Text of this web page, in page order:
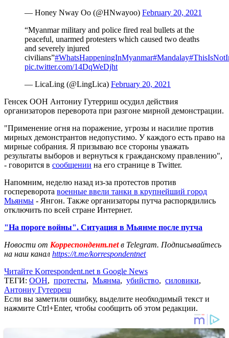
— Honey Nway Oo (@HNwayoo) February 20, 2021
“Myanmar military and police fired real bullets at the
peaceful, unarmed protesters which caused two deaths
and severely injured
civilians”#WhatsHappeningInMyanmar#Mandalay
pic.twitter.com/14DqWeDjht
— LicaLing (@LingLica) February 20, 2021
Генсек ООН Антониу Гутерриш осудил действия
организаторов переворота при разгоне мирной демонстрации.
"Применение огня на поражение, угрозы и насилие против
мирных демонстрантов недопустимо. У каждого есть право на
мирные собрания. Я призываю все стороны уважать
результаты выборов и вернуться к гражданскому правлению",
- говорится в сообщении на его странице в Twitter.
Напомним, неделю назад из-за протестов против
госпереворота военные ввели танки в крупнейший город
Мьянмы - Янгон. Также организаторы путча распорядились
отключить по всей стране Интернет.
"На пороге войны". Ситуация в Мьянме после путча
Новости от Корреспондент.netв Telegram. Подписывайтесь
на наш канал https://t.me/korrespondentnet
Читайте Korrespondent.net в Google News
ТЕГИ: ООН, протесты, Мьянма, убийство, силовики,
Антониу Гутерреш
Если вы заметили ошибку, выделите необходимый текст и
нажмите Ctrl+Enter, чтобы сообщить об этом редакции.